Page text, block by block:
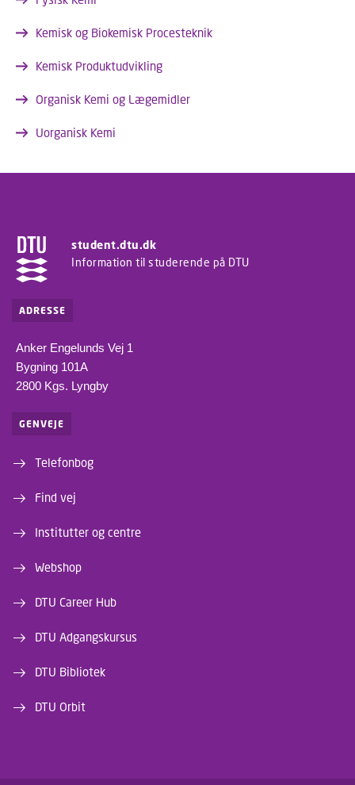
Kemisk og Biokemisk Procesteknik
Kemisk Produktudvikling
Organisk Kemi og Lægemidler
Uorganisk Kemi
student.dtu.dk
Information til studerende på DTU
ADRESSE
Anker Engelunds Vej 1
Bygning 101A
2800 Kgs. Lyngby
GENVEJE
Telefonbog
Find vej
Institutter og centre
Webshop
DTU Career Hub
DTU Adgangskursus
DTU Bibliotek
DTU Orbit